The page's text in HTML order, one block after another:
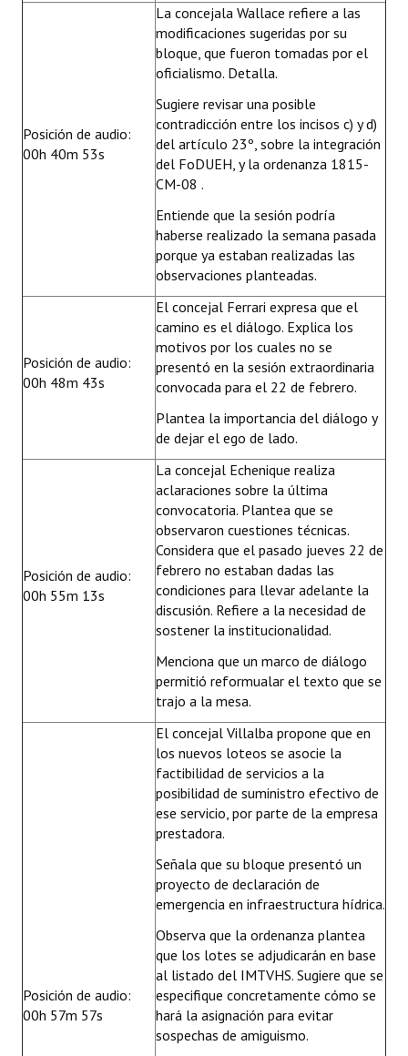
Posición de audio:
00h 40m 53s
La concejala Wallace refiere a las
modificaciones sugeridas por su
bloque, que fueron tomadas por el
oficialismo. Detalla.
Sugiere revisar una posible
contradicción entre los incisos c) y d)
del artículo 23º, sobre la integración
del FoDUEH, y la ordenanza 1815-
CM-08 .
Entiende que la sesión podría
haberse realizado la semana pasada
porque ya estaban realizadas las
observaciones planteadas.
Posición de audio:
00h 48m 43s
El concejal Ferrari expresa que el
camino es el diálogo. Explica los
motivos por los cuales no se
presentó en la sesión extraordinaria
convocada para el 22 de febrero.
Plantea la importancia del diálogo y
de dejar el ego de lado.
Posición de audio:
00h 55m 13s
La concejal Echenique realiza
aclaraciones sobre la última
convocatoria. Plantea que se
observaron cuestiones técnicas.
Considera que el pasado jueves 22 de
febrero no estaban dadas las
condiciones para llevar adelante la
discusión. Refiere a la necesidad de
sostener la institucionalidad.
Menciona que un marco de diálogo
permitió reformualar el texto que se
trajo a la mesa.
Posición de audio:
00h 57m 57s
El concejal Villalba propone que en
los nuevos loteos se asocie la
factibilidad de servicios a la
posibilidad de suministro efectivo de
ese servicio, por parte de la empresa
prestadora.
Señala que su bloque presentó un
proyecto de declaración de
emergencia en infraestructura hídrica.
Observa que la ordenanza plantea
que los lotes se adjudicarán en base
al listado del IMTVHS. Sugiere que se
especifique concretamente cómo se
hará la asignación para evitar
sospechas de amiguismo.